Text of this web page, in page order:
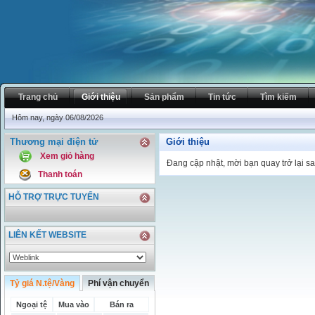
Trang chủ Giới thiệu Sản phẩm Tin tức Tìm kiếm
Hôm nay, ngày 06/08/2026
Thương mại điện tử
Xem giỏ hàng
Thanh toán
HỖ TRỢ TRỰC TUYẾN
LIÊN KẾT WEBSITE
Tỷ giá N.tệ/Vàng Phí vận chuyển
Ngoại tệ Mua vào
Bán ra
Giới thiệu
Đang cập nhật, mời bạn quay trở lại